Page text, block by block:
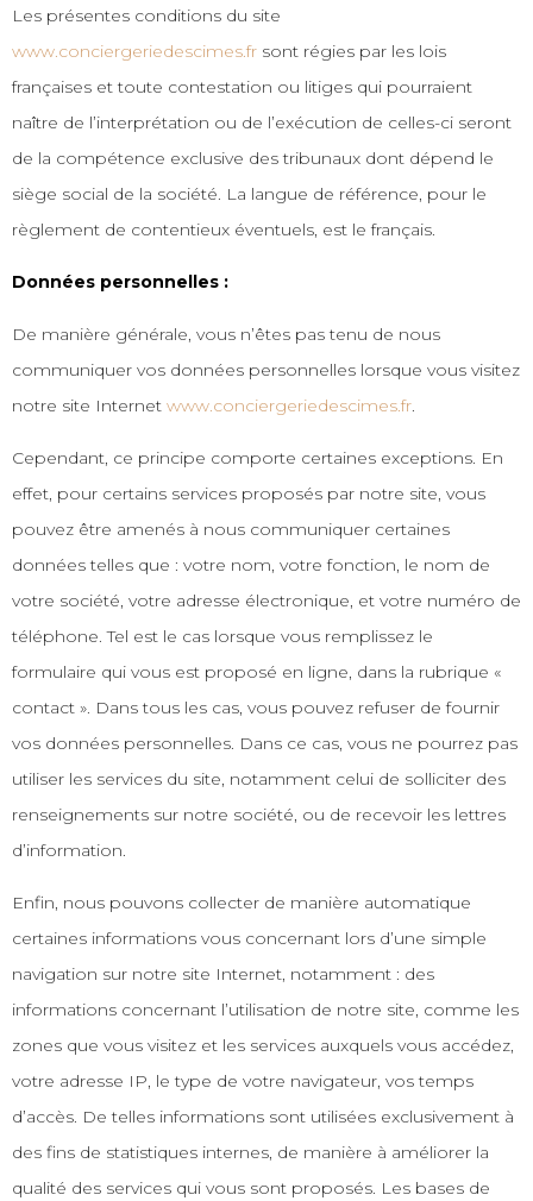
Les présentes conditions du site
www.conciergeriedescimes.fr sont régies par les lois
françaises et toute contestation ou litiges qui pourraient
naître de l’interprétation ou de l’exécution de celles-ci seront
de la compétence exclusive des tribunaux dont dépend le
siège social de la société. La langue de référence, pour le
règlement de contentieux éventuels, est le français.
Données personnelles :
De manière générale, vous n’êtes pas tenu de nous
communiquer vos données personnelles lorsque vous visitez
notre site Internet www.conciergeriedescimes.fr.
Cependant, ce principe comporte certaines exceptions. En
effet, pour certains services proposés par notre site, vous
pouvez être amenés à nous communiquer certaines
données telles que : votre nom, votre fonction, le nom de
votre société, votre adresse électronique, et votre numéro de
téléphone. Tel est le cas lorsque vous remplissez le
formulaire qui vous est proposé en ligne, dans la rubrique «
contact ». Dans tous les cas, vous pouvez refuser de fournir
vos données personnelles. Dans ce cas, vous ne pourrez pas
utiliser les services du site, notamment celui de solliciter des
renseignements sur notre société, ou de recevoir les lettres
d’information.
Enfin, nous pouvons collecter de manière automatique
certaines informations vous concernant lors d’une simple
navigation sur notre site Internet, notamment : des
informations concernant l’utilisation de notre site, comme les
zones que vous visitez et les services auxquels vous accédez,
votre adresse IP, le type de votre navigateur, vos temps
d’accès. De telles informations sont utilisées exclusivement à
des fins de statistiques internes, de manière à améliorer la
qualité des services qui vous sont proposés. Les bases de